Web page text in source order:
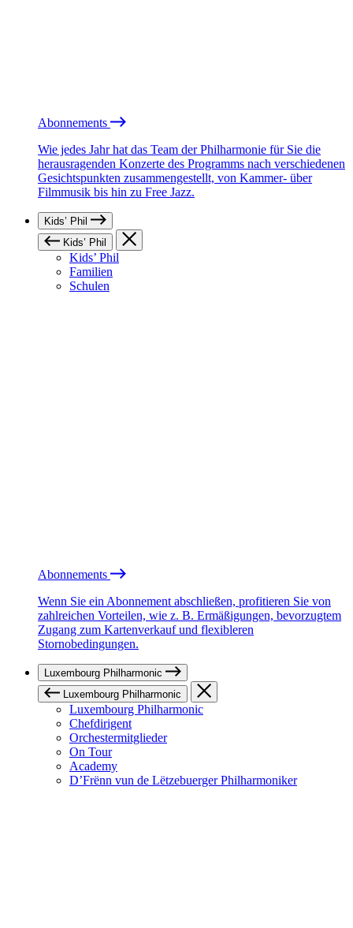
Abonnements
Wie jedes Jahr hat das Team der Philharmonie für Sie die
herausragenden Konzerte des Programms nach verschiedenen
Gesichtspunkten zusammengestellt, von Kammer- über
Filmmusik bis hin zu Free Jazz.
Kids’ Phil
Kids’ Phil
Kids’ Phil
Familien
Schulen
Abonnements
Wenn Sie ein Abonnement abschließen, profitieren Sie von
zahlreichen Vorteilen, wie z. B. Ermäßigungen, bevorzugtem
Zugang zum Kartenverkauf und flexibleren
Stornobedingungen.
Luxembourg Philharmonic
Luxembourg Philharmonic
Luxembourg Philharmonic
Chefdirigent
Orchestermitglieder
On Tour
Academy
D’Frënn vun de Lëtzebuerger Philharmoniker